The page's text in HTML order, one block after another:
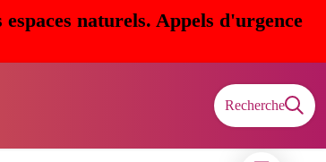
naturels. Appels d'urgence
Recherche